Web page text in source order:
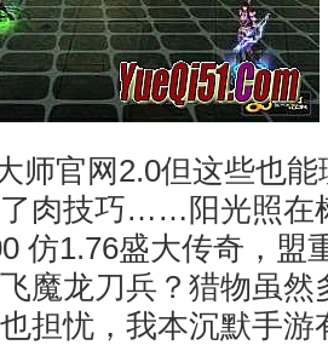
师官网2.0但这些也
肉技巧……阳光照在
仿1.76盛大传奇，
魔龙刀兵？猎物虽然
担忧，我本沉默手游